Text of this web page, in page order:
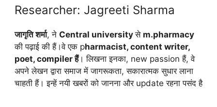
Researcher: Jagreeti Sharma
जागृति शर्मा, ने Central universityसे m.pharmacy
की पढ़ाई की हैं।वे एक pharmacist, content writer,
poet, compiler हैं। लिखना इनका, new passion हैं, वे
अपने लेखन द्वारा समाज में जागरूकता, सकारात्मक सुधार लाना
चाहती हैं। इन्हें नयी खबरों को जानना और update रहना पसंद है